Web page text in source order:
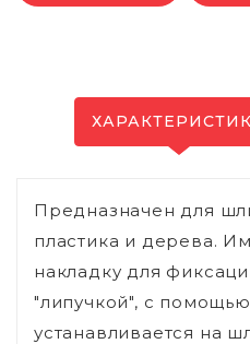
Предназначен для
пластика и дерева.
накладку для
"липучкой", с
устанавливается на